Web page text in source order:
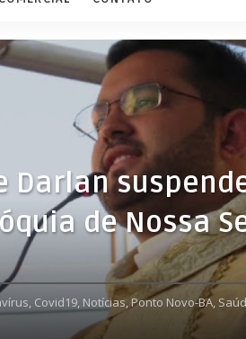
Darlan
de Nossa
Covid19, Notícias,Ponto Novo-BA,